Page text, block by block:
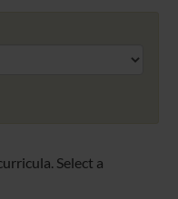
Select a